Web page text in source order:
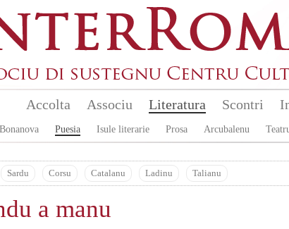
Accolta Associu Literatura
Bonanova Puesia Isule literarie Prosa Arcubalenu
Scontri
Sardu Corsu Catalanu Ladinu Talianu
a manu